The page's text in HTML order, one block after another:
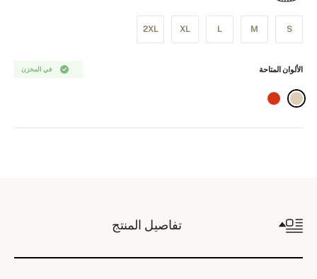
S
M
L
XL
2XL
في المخزن الألوان المتاحة
تفاصيل المنتج